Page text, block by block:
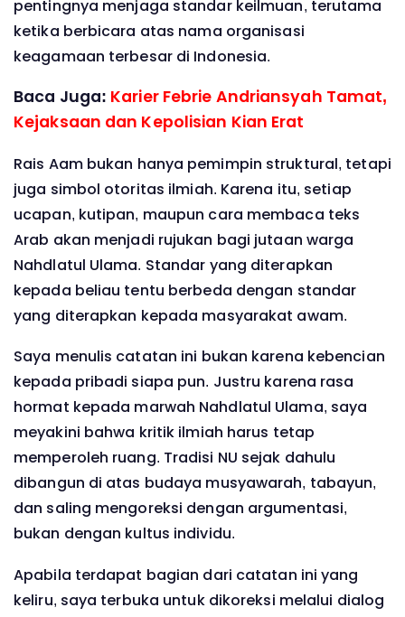
pentingnya menjaga standar keilmuan, terutama
ketika berbicara atas nama organisasi
keagamaan terbesar di Indonesia.
Baca Juga: Karier Febrie Andriansyah Tamat,
Kejaksaan dan Kepolisian Kian Erat
Rais Aam bukan hanya pemimpin struktural, tetapi
juga simbol otoritas ilmiah. Karena itu, setiap
ucapan, kutipan, maupun cara membaca teks
Arab akan menjadi rujukan bagi jutaan warga
Nahdlatul Ulama. Standar yang diterapkan
kepada beliau tentu berbeda dengan standar
yang diterapkan kepada masyarakat awam.
Saya menulis catatan ini bukan karena kebencian
kepada pribadi siapa pun. Justru karena rasa
hormat kepada marwah Nahdlatul Ulama, saya
meyakini bahwa kritik ilmiah harus tetap
memperoleh ruang. Tradisi NU sejak dahulu
dibangun di atas budaya musyawarah, tabayun,
dan saling mengoreksi dengan argumentasi,
bukan dengan kultus individu.
Apabila terdapat bagian dari catatan ini yang
keliru, saya terbuka untuk dikoreksi melalui dialog